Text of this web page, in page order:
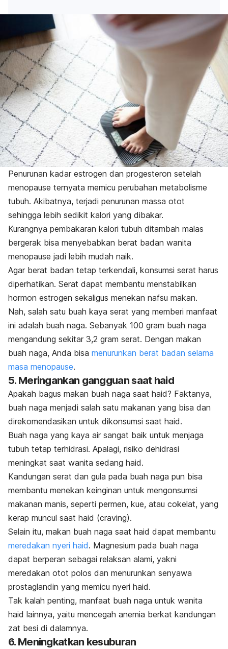
Penurunan kadar estrogen dan progesteron setelah
menopause ternyata memicu perubahan metabolisme
tubuh. Akibatnya, terjadi penurunan massa otot
sehingga lebih sedikit kalori yang dibakar.
Kurangnya pembakaran kalori tubuh ditambah malas
bergerak bisa menyebabkan berat badan wanita
menopause jadi lebih mudah naik.
Agar berat badan tetap terkendali, konsumsi serat harus
diperhatikan. Serat dapat membantu menstabilkan
hormon estrogen sekaligus menekan nafsu makan.
Nah, salah satu buah kaya serat yang memberi manfaat
ini adalah buah naga. Sebanyak 100 gram buah naga
mengandung sekitar 3,2 gram serat. Dengan makan
buah naga, Anda bisa menurunkan berat badan selama
masa menopause.
5. Meringankan gangguan saat haid
Apakah bagus makan buah naga saat haid? Faktanya,
buah naga menjadi salah satu makanan yang bisa dan
direkomendasikan untuk dikonsumsi saat haid.
Buah naga yang kaya air sangat baik untuk menjaga
tubuh tetap terhidrasi. Apalagi, risiko dehidrasi
meningkat saat wanita sedang haid.
Kandungan serat dan gula pada buah naga pun bisa
membantu menekan keinginan untuk mengonsumsi
makanan manis, seperti permen, kue, atau cokelat, yang
kerap muncul saat haid (craving).
Selain itu, makan buah naga saat haid dapat membantu
meredakan nyeri haid. Magnesium pada buah naga
dapat berperan sebagai relaksan alami, yakni
meredakan otot polos dan menurunkan senyawa
prostaglandin yang memicu nyeri haid.
Tak kalah penting, manfaat buah naga untuk wanita
haid lainnya, yaitu mencegah anemia berkat kandungan
zat besi di dalamnya.
6. Meningkatkan kesuburan